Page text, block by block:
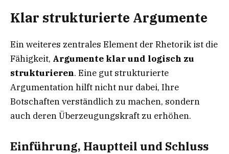
Klar strukturierte Argumente
Ein weiteres zentrales Element der Rhetorik ist die
Fähigkeit, Argumente klar und logisch zu
strukturieren. Eine gut strukturierte
Argumentation hilft nicht nur dabei, Ihre
Botschaften verständlich zu machen, sondern
auch deren Überzeugungskraft zu erhöhen.
Einführung, Hauptteil und Schluss